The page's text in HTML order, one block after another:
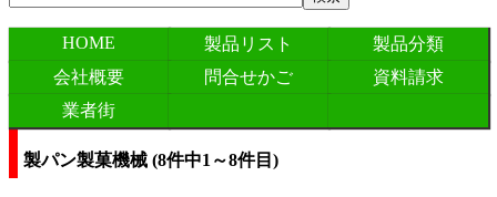
HOME 製品リスト
製品分類
会社概要
問合せかご
資料請求
業者街
製パン製菓機械 (8件中1 ～8件目)